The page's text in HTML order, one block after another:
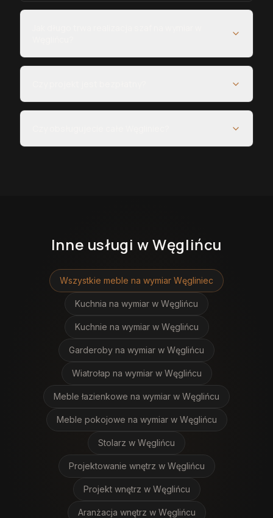
Inne usługiw Węglińcu
Wszystkie meble na wymiar Węgliniec
Kuchnia na wymiar w Węglińcu
Kuchnie na wymiar w Węglińcu
Garderoby na wymiar w Węglińcu
Wiatrołap na wymiar w Węglińcu
Meble łazienkowe na wymiar w Węglińcu
Meble pokojowe na wymiar w Węglińcu
Stolarz w Węglińcu
Projektowanie wnętrz w Węglińcu
Projekt wnętrz w Węglińcu
Aranżacja wnętrz w Węglińcu